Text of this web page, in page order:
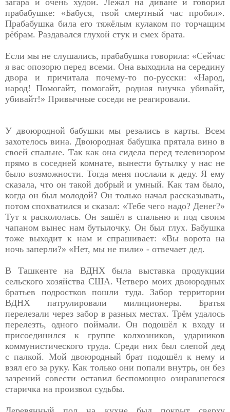
прабабушке: «Бабуся, твой смертный час пробил».
Прабабушка била его тяжёлым кулаком по торчащим
рёбрам. Раздавался глухой стук и смех брата.
Если мы не слушались, прабабушка говорила: «Сейчас
я вас опозорю перед всеми. Она выходила на середину
двора и причитала почему-то по-русски: «Народ,
народ! Помогайт, помогайт, родная внучка убивайт,
убивайт!» Привычные соседи не реагировали.
У двоюродной бабушки мы резались в карты. Всем
захотелось вина. Двоюродная бабушка прятала вино в
своей спальне. Так как она сидела перед телевизором
прямо в соседней комнате, вынести бутылку у нас не
было возможности. Тогда меня послали к деду. Я ему
сказала, что он такой добрый и умный. Как там было,
когда он был молодой? Он только начал рассказывать,
потом спохватился и сказал: «Тебе чего надо? Денег?»
Тут я раскололась. Он зашёл в спальню и под своим
чапаном вынес нам бутылочку. Он был глух. Бабушка
тоже выходит к нам и спрашивает: «Вы ворота на
ночь заперли?» «Нет, мы не пили» - отвечает дед.
В Ташкенте на ВДНХ была выставка продукции
сельского хозяйства США. Четверо моих двоюродных
братьев подростков пошли туда. Забор территории
ВДНХ патрулировали милиционеры. Братья
перелезали через забор в разных местах. Трём удалось
перелезть, одного поймали. Он подошёл к входу и
присоединился к группе колхозников, ударников
коммунистического труда. Среди них был слепой дед
с палкой. Мой двоюродный брат подошёл к нему и
взял его за руку. Как только они попали внутрь, он без
зазрений совести оставил беспомощно озиравшегося
старичка на произвол судьбы.